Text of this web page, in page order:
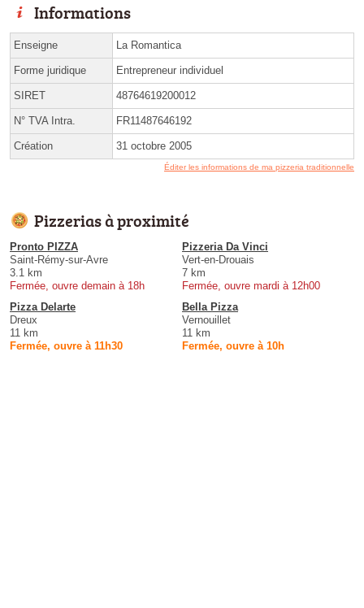
Informations
Enseigne La Romantica
Forme juridique Entrepreneur individuel
SIRET 48764619200012
N° TVA Intra. FR11487646192
Création 31 octobre 2005
Éditer les informations de ma pizzeria traditionnelle
Pizzerias à proximité
Pronto PIZZA
Saint-Rémy-sur-Avre
3.1 km
Fermée, ouvre demain à 18h
Pizzeria Da Vinci
Vert-en-Drouais
7 km
Fermée, ouvre mardi à 12h00
Pizza Delarte
Dreux
11 km
Fermée, ouvre à 11h30
Bella Pizza
Vernouillet
11 km
Fermée, ouvre à 10h